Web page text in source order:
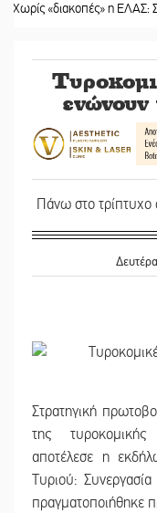
«διακοπές» η ΕΛΑΣ:
Πάνω στο τρίπτυχο
Στρατηγική
της
αποτέλεσε η
Τυριού:
πραγματοποιήθηκε